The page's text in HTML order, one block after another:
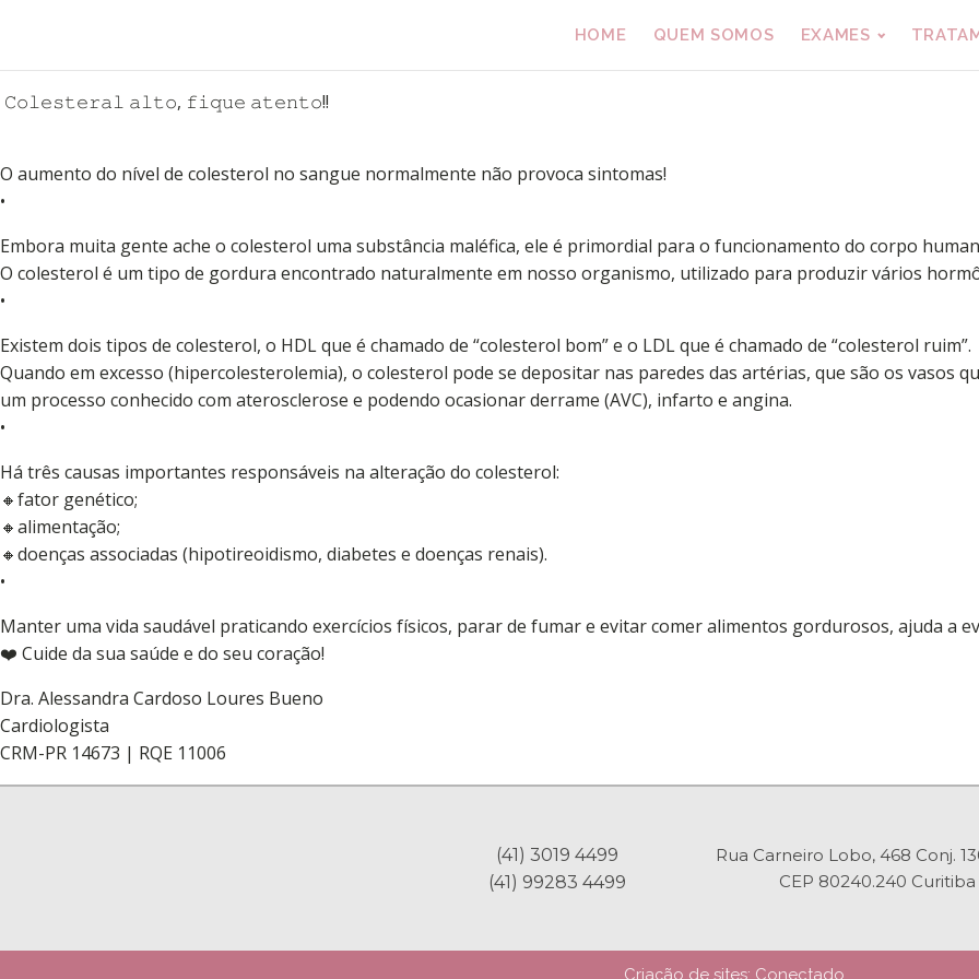
HOME QUEM SOMOS EXAMES
𝙲𝚘𝚕𝚎𝚜𝚝𝚎𝚛𝚊𝚕 𝚊𝚕𝚝𝚘, 𝚏𝚒𝚚𝚞𝚎 𝚊𝚝𝚎𝚗𝚝𝚘!!
O aumento do nível de colesterol no sangue normalmente não provoca sintomas!
•
Embora muita gente ache o colesterol uma substância maléfica, ele é primordial para o funcionamento do corpo
O colesterol é um tipo de gordura encontrado naturalmente em nosso organismo, utilizado para produzir vários
•
Existem dois tipos de colesterol, o HDL que é chamado de “colesterol bom” e o LDL que é chamado de “colesterol ruim”.
Quando em excesso (hipercolesterolemia), o colesterol pode se depositar nas paredes das artérias, que são os vasos
um processo conhecido com aterosclerose e podendo ocasionar derrame (AVC), infarto e angina.
•
Há três causas importantes responsáveis na alteração do colesterol:
🔸fator genético;
🔸alimentação;
🔸doenças associadas (hipotireoidismo, diabetes e doenças renais).
•
Manter uma vida saudável praticando exercícios físicos, parar de fumar e evitar comer alimentos gordurosos, ajuda a
❤️ Cuide da sua saúde e do seu coração!
Dra. Alessandra Cardoso Loures Bueno
Cardiologista
CRM-PR 14673 | RQE 11006
(41) 3019 4499
(41) 99283 4499
Rua Carneiro Lobo, 468 Conj.
CEP 80240.240
Criação de sites: Conectado